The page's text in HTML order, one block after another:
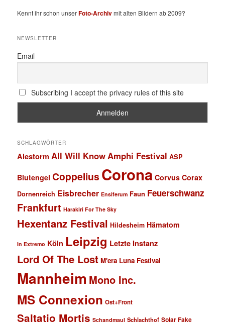
Kennt ihr schon unserFoto-Archivmit alten Bildern ab 2009?
NEWSLETTER
Email
Subscribing I accept the privacy rules of this site
SCHLAGWÖRTER
Alestorm All Will KnowAmphi Festival ASP
Blutengel Coppelius Corona Corvus Corax
Dornenreich Eisbrecher Ensiferum Faun Feuerschwanz
Frankfurt Harakiri For The Sky
Hexentanz Festival Hildesheim Hämatom
In Extremo Köln Leipzig Letzte Instanz
Lord Of The Lost M'era Luna Festival
Mannheim Mono Inc.
MS Connexion Ost+Front
Saltatio Mortis Schandmaul Schlachthof Solar Fake